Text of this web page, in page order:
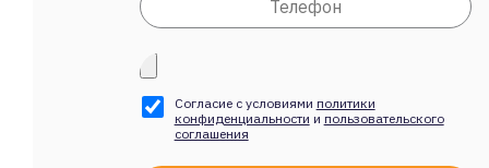
Согласие с условиями политики
конфиденциальности и пользовательского
соглашения